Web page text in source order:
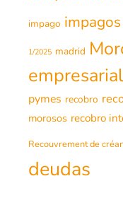
impago impagos
1/2025 madrid
empresarial
pymes recobro
morosos recobro
Recouvrement de
deudas